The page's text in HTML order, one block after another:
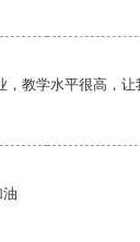
教学水平很高，让